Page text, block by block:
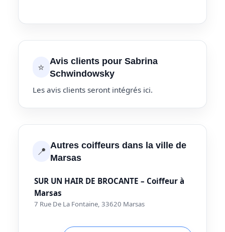
⭐ Avis clients pour Sabrina
Schwindowsky
Les avis clients seront intégrés ici.
📍 Autres coiffeurs dans la ville de
Marsas
SUR UN HAIR DE BROCANTE – Coiffeur à
Marsas
7 Rue De La Fontaine, 33620 Marsas